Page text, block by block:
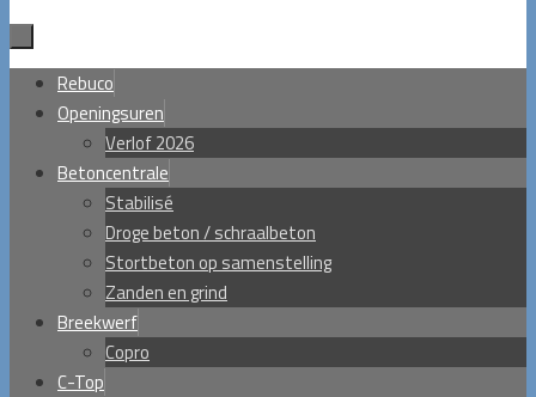
naar
inhoud
Rebuco
Openingsuren
Verlof 2026
Betoncentrale
Stabilisé
Droge beton / schraalbeton
Stortbeton op samenstelling
Zanden en grind
Breekwerf
Copro
C-Top